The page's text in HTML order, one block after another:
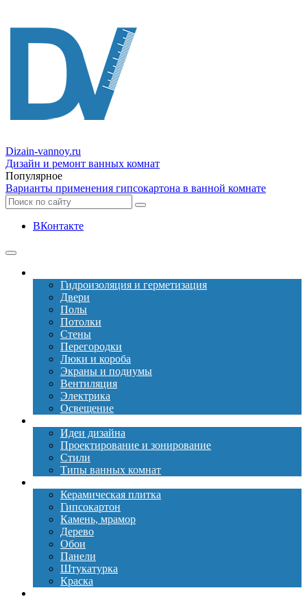
Dizain-vannoy.ru
Дизайн и ремонт ванных комнат
Популярное
Варианты применения гипсокартона в ванной комнате
ВКонтакте
Гидроизоляция и герметизация
Двери
Полы
Потолки
Стены
Перегородки
Люки и короба
Экраны и подиумы
Вентиляция
Электрика
Освещение
Идеи дизайна
Проектирование и зонирование
Стили
Типы ванных комнат
Керамическая плитка
Гипсокартон
Камень, мрамор
Дерево
Обои
Панели
Штукатурка
Краска